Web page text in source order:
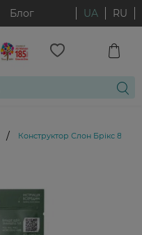
Блог UA RU
/ Конструктор Слон Брікс 85 ел